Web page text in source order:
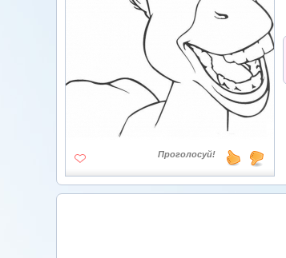
Проголосуй!